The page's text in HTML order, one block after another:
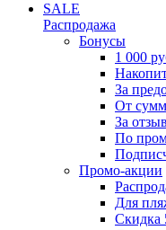
SALE
Распродажа
Бонусы
1 000
За
От
За
По
Промо-акции
Для
Скидка